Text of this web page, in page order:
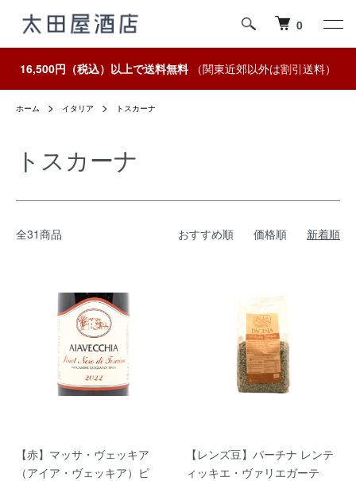
0
16,500円（税込）以上で送料無料（関東近郊以外は割引送料）
ホーム イタリア トスカーナ
トスカーナ
全31商品 おすすめ順 価格順 新着順
【赤】マッサ・ヴェッキア
（アイア・ヴェッキア）ピ
【レンズ豆】パーチナ レンテ
ィッキエ・ヴァリエガーテ